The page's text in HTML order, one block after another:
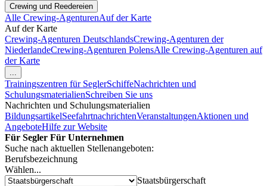
Crewing und Reedereien
Alle Crewing-AgenturenAuf der Karte
Auf der Karte
Crewing-Agenturen DeutschlandsCrewing-Agenturen der
NiederlandeCrewing-Agenturen PolensAlle Crewing-Agenturen auf
der Karte
...
Trainingszentren für SeglerSchiffeNachrichten und
SchulungsmaterialienSchreiben Sie uns
Nachrichten und Schulungsmaterialien
BildungsartikelSeefahrtnachrichtenVeranstaltungenAktionen und
AngeboteHilfe zur Website
Für Segler Für Unternehmen
Suche nach aktuellen Stellenangeboten:
Berufsbezeichnung
Wählen...
Staatsbürgerschaft